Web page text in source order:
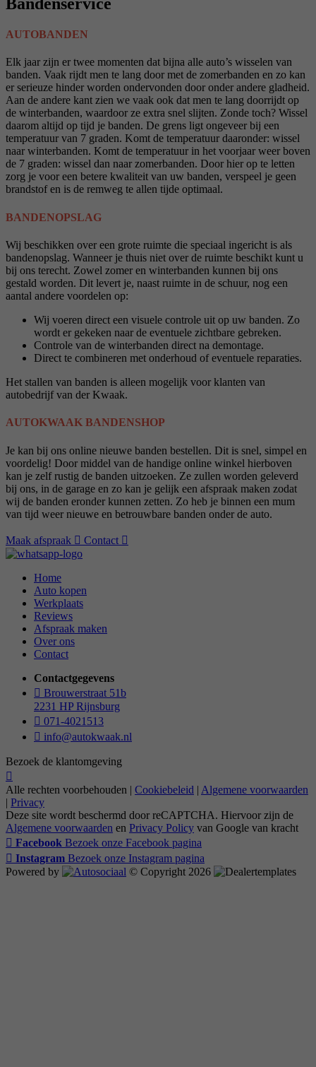
AUTOBANDEN
Elk jaar zijn er twee momenten dat bijna alle auto’s wisselen van
banden. Vaak rijdt men te lang door met de zomerbanden en zo kan
er serieuze hinder worden ondervonden door onder andere gladheid.
Aan de andere kant zien we vaak ook dat men te lang doorrijdt op
de winterbanden, waardoor ze extra snel slijten. Zonde toch? Wissel
daarom altijd op tijd je banden. De grens ligt ongeveer bij een
temperatuur van 7 graden. Komt de temperatuur daaronder: wissel
naar winterbanden. Komt de temperatuur in het voorjaar weer boven
de 7 graden: wissel dan naar zomerbanden. Door hier op te letten
zorg je voor een betere kwaliteit van uw banden, verspeel je geen
brandstof en is de remweg te allen tijde optimaal.
BANDENOPSLAG
Wij beschikken over een grote ruimte die speciaal ingericht is als
bandenopslag. Wanneer je thuis niet over de ruimte beschikt kunt u
bij ons terecht. Zowel zomer en winterbanden kunnen bij ons
gestald worden. Dit levert je, naast ruimte in de schuur, nog een
aantal andere voordelen op:
Wij voeren direct een visuele controle uit op uw banden. Zo
wordt er gekeken naar de eventuele zichtbare gebreken.
Controle van de winterbanden direct na demontage.
Direct te combineren met onderhoud of eventuele reparaties.
Het stallen van banden is alleen mogelijk voor klanten van
autobedrijf van der Kwaak.
AUTOKWAAK BANDENSHOP
Je kan bij ons online nieuwe banden bestellen. Dit is snel, simpel en
voordelig! Door middel van de handige online winkel hierboven
kan je zelf rustig de banden uitzoeken. Ze zullen worden geleverd
bij ons, in de garage en zo kan je gelijk een afspraak maken zodat
wij de banden eronder kunnen zetten. Zo heb je binnen een mum
van tijd weer nieuwe en betrouwbare banden onder de auto.
Maak afspraak Contact
Home
Auto kopen
Werkplaats
Reviews
Afspraak maken
Over ons
Contact
Contactgegevens
Brouwerstraat 51b
2231 HP Rijnsburg
071-4021513
info@autokwaak.nl
Bezoek de klantomgeving
Alle rechten voorbehouden | Cookiebeleid | Algemene voorwaarden
| Privacy
Deze site wordt beschermd door reCAPTCHA. Hiervoor zijn de
Algemene voorwaarden en Privacy Policy van Google van kracht
Facebook Bezoek onze Facebook pagina
Instagram Bezoek onze Instagram pagina
Powered by
© Copyright 2026